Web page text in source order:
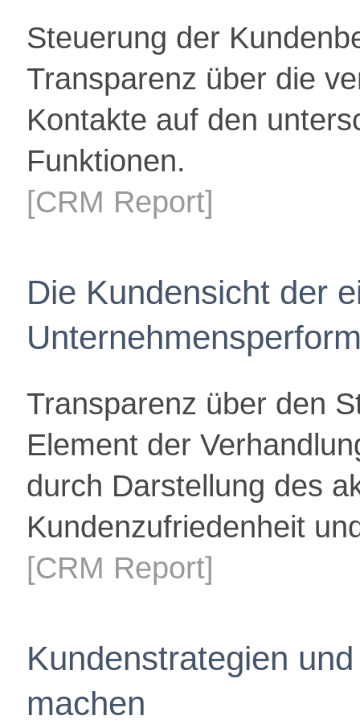
Steuerung der
Transparenz über die
Kontakte auf den
Funktionen.
[CRM Report]
Die Kundensicht der
Transparenz über den
Element der
durch Darstellung des
Kundenzufriedenheit
[CRM Report]
Kundenstrategien
machen